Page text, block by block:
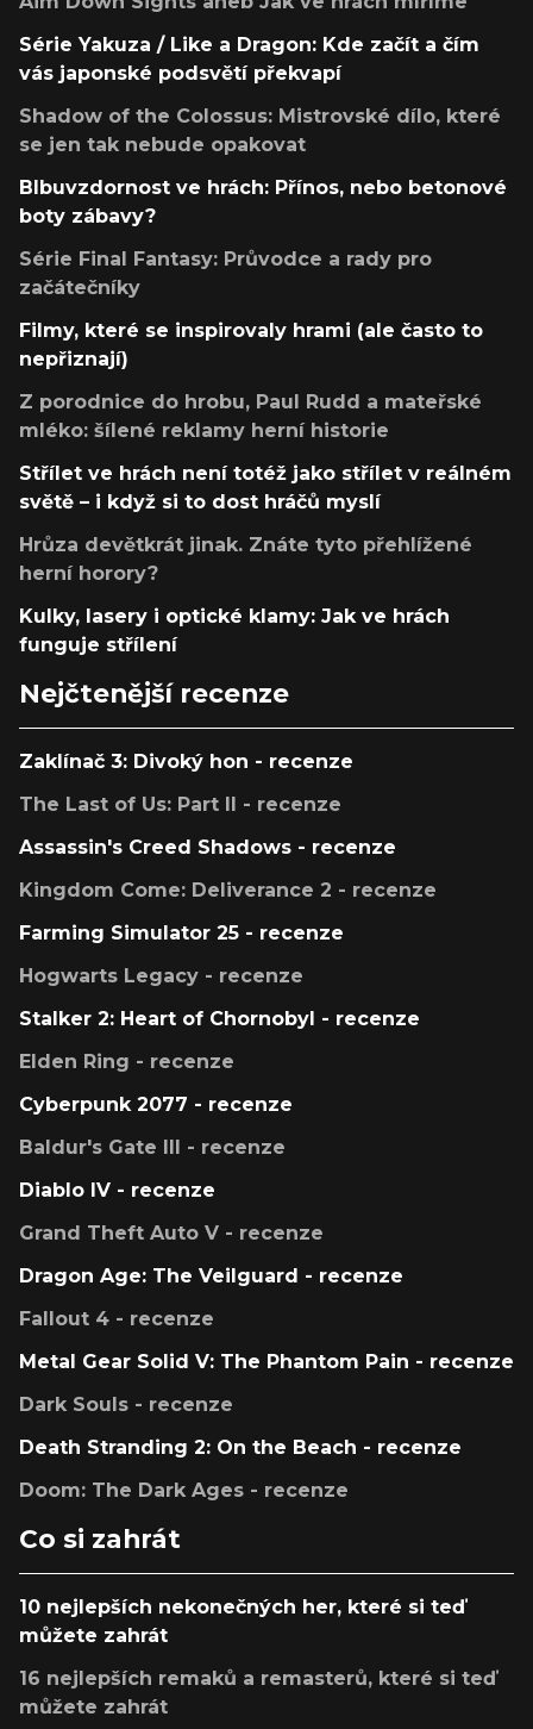
Série Yakuza / Like a Dragon: Kde začít a čím
vás japonské podsvětí překvapí
Shadow of the Colossus: Mistrovské dílo, které
se jen tak nebude opakovat
Blbuvzdornost ve hrách: Přínos, nebo betonové
boty zábavy?
Série Final Fantasy: Průvodce a rady pro
začátečníky
Filmy, které se inspirovaly hrami (ale často to
nepřiznají)
Z porodnice do hrobu, Paul Rudd a mateřské
mléko: šílené reklamy herní historie
Střílet ve hrách není totéž jako střílet v reálném
světě – i když si to dost hráčů myslí
Hrůza devětkrát jinak. Znáte tyto přehlížené
herní horory?
Kulky, lasery i optické klamy: Jak ve hrách
funguje střílení
Nejčtenější recenze
Zaklínač 3: Divoký hon - recenze
The Last of Us: Part II - recenze
Assassin's Creed Shadows - recenze
Kingdom Come: Deliverance 2 - recenze
Farming Simulator 25 - recenze
Hogwarts Legacy - recenze
Stalker 2: Heart of Chornobyl - recenze
Elden Ring - recenze
Cyberpunk 2077 - recenze
Baldur's Gate III - recenze
Diablo IV - recenze
Grand Theft Auto V - recenze
Dragon Age: The Veilguard - recenze
Fallout 4 - recenze
Metal Gear Solid V: The Phantom Pain - recenze
Dark Souls - recenze
Death Stranding 2: On the Beach - recenze
Doom: The Dark Ages - recenze
Co si zahrát
10 nejlepších nekonečných her, které si teď
můžete zahrát
16 nejlepších remaků a remasterů, které si teď
můžete zahrát